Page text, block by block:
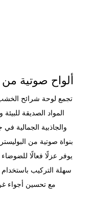
ألواح صوتية
تجمع لوحة شرائح
المواد الصديقة
والجاذبية الجمالية
بنواة صوتية من
يوفر عزلًا فعالًا
سهلة التركيب باستخدام
مع تحسين أجواء